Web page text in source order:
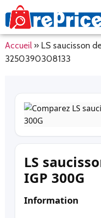
Accueil » LS saucisson
3250390308133
LS
IGP 300G
Information